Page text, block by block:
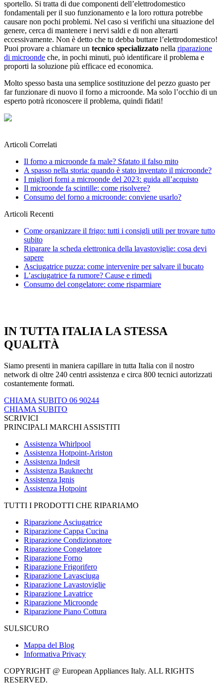
sportello. Si tratta di due componenti dell’elettrodomestico
fondamentali per il suo funzionamento e la loro rottura potrebbe
causare non pochi problemi. Nel caso si verifichi una situazione del
genere, cerca di mantenere i nervi saldi e di non alterarti
eccessivamente. Non è detto che tu debba buttare l’elettrodomestico!
Puoi provare a chiamare un tecnico specializzato nella riparazione
di microonde che, in pochi minuti, può identificare il problema e
proporti la soluzione più efficace ed economica.
Molto spesso basta una semplice sostituzione del pezzo guasto per
far funzionare di nuovo il forno a microonde. Ma solo l’occhio di un
esperto potrà riconoscere il problema, quindi fidati!
Articoli Correlati
Il forno a microonde fa male? Sfatato il falso mito
A spasso nella storia: quando è stato inventato il microonde?
I migliori forni a microonde del 2023: guida all’acquisto
Il microonde fa scintille: come risolvere?
Consumo del forno a microonde: conviene usarlo?
Articoli Recenti
Come organizzare il frigo: tutti i consigli utili per trovare tutto
subito
Riparare la scheda elettronica della lavastoviglie: cosa devi
sapere
Asciugatrice puzza: come intervenire per salvare il bucato
L’asciugatrice fa rumore? Cause e rimedi
Consumo del congelatore: come risparmiare
IN TUTTA ITALIA LA STESSA
QUALITÀ
Siamo presenti in maniera capillare in tutta Italia con il nostro
network di oltre 240 centri assistenza e circa 800 tecnici autorizzati
costantemente formati.
CHIAMA SUBITO 06 90244
CHIAMA SUBITO
SCRIVICI
PRINCIPALI MARCHI ASSISTITI
Assistenza Whirlpool
Assistenza Hotpoint-Ariston
Assistenza Indesit
Assistenza Bauknecht
Assistenza Ignis
Assistenza Hotpoint
TUTTI I PRODOTTI CHE RIPARIAMO
Riparazione Asciugatrice
Riparazione Cappa Cucina
Riparazione Condizionatore
Riparazione Congelatore
Riparazione Forno
Riparazione Frigorifero
Riparazione Lavasciuga
Riparazione Lavastoviglie
Riparazione Lavatrice
Riparazione Microonde
Riparazione Piano Cottura
SULSICURO
Mappa del Blog
Informativa Privacy
COPYRIGHT @ European Appliances Italy. ALL RIGHTS
RESERVED.